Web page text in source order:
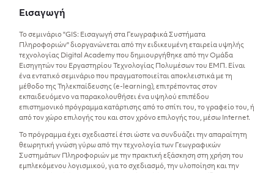
Εισαγωγή
Το σεμινάριο "GIS: Εισαγωγή στα Γεωγραφικά Συστήματα
Πληροφοριών" διοργανώνεται από την ειδικευμένη εταιρεία υψηλής
τεχνολογίας Digital Academy που δημιουργήθηκε από την Ομάδα
Εισηγητών του Εργαστηρίου Τεχνολογίας Πολυμέσων του ΕΜΠ. Είναι
ένα εντατικό σεμινάριο που πραγματοποιείται αποκλειστικά με τη
μέθοδο της Τηλεκπαίδευσης (e-learning), επιτρέποντας στον
εκπαιδευόμενο να παρακολουθήσει ένα υψηλού επιπέδου
επιστημονικό πρόγραμμα κατάρτισης από το σπίτι του, το γραφείο του, ή
από τον χώρο επιλογής του και στον χρόνο επιλογής του, μέσω Internet.
Το πρόγραμμα έχει σχεδιαστεί έτσι ώστε να συνδυάζει την απαραίτητη
θεωρητική γνώση γύρω από την τεχνολογία των Γεωγραφικών
Συστημάτων Πληροφοριών με την πρακτική εξάσκηση στη χρήση του
εμπλεκόμενου λογισμικού, για το σχεδιασμό, την υλοποίηση και την